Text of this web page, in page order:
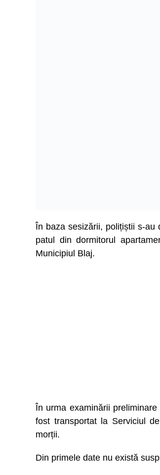
În baza sesizării, polițiștii s-
patul din dormitorul
Municipiul Blaj.
În urma examinării
fost transportat la Serviciul
morții.
Din primele date nu există